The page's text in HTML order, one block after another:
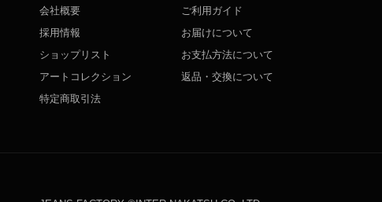
会社概要
採用情報
ショップリスト
アートコレクション
特定商取引法
ご利用ガイド
お届けについて
お支払方法について
返品・交換について